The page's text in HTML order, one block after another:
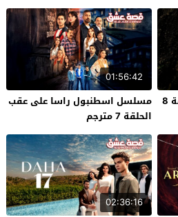
مسلسل قانون الطبيعة الحلقة 8
01:56:42
مسلسل اسطنبول راسا على عقب
الحلقة 7 مترجم
02:36:16